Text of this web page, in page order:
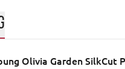
Olivia Garden SilkCut